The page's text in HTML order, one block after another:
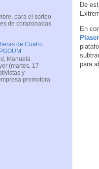
De
En
para
para el sorteo
de corazonadas
de Cuatro
Manuela
(martes, 17
y
promotora